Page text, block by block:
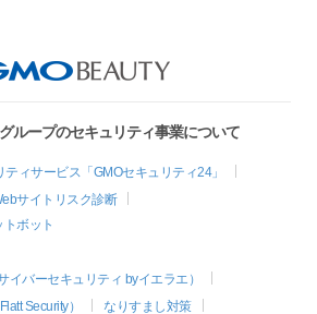
ループのセキュリティ事業について
ィサービス「GMOセキュリティ24」
サイトリスク診断
ボット
イバーセキュリティ byイエラエ）
Security）
なりすまし対策